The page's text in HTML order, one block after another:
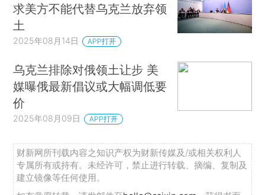
求美方不能代替乌克兰放弃领
土
2025年08月14日 APP打开
乌克兰排除对俄领土让步 美
媒曝俄最新倡议或大幅调低要
价
2025年08月09日 APP打开
财新网所刊载内容之知识产权为财新传媒及/或相关权利人
专属所有或持有。未经许可，禁止进行转载、摘编、复制及
建立镜像等任何使用。